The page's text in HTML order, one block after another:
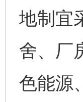
地制宜
舍、厂
色能源